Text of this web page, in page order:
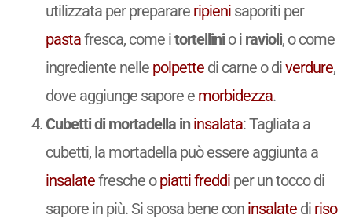
utilizzata per preparare ripienisaporiti per
pastafresca, come itortellinio i ravioli, o come
ingrediente nelle polpettedi carne o diverdure,
dove aggiunge sapore e morbidezza.
Cubetti di mortadella ininsalata: Tagliata a
cubetti, la mortadella può essere aggiunta a
insalatefresche opiatti freddiper un tocco di
sapore in più. Si sposa bene con insalatedi riso